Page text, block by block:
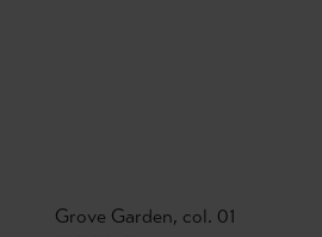
Grove Garden, col. 01